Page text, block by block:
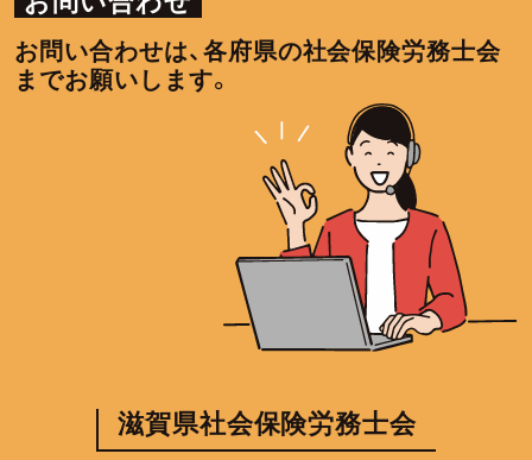
お問い合わせは、各府県の社会保険労務士会
までお願いします。
滋賀県社会保険労務士会